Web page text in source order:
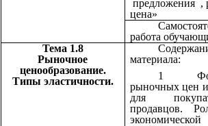
предложения ,
цена»
работа
Тема 1.8
Рыночное
ценообразование.
Типы эластичности.
материала:
1
рыночных цен и
для
продавцов.